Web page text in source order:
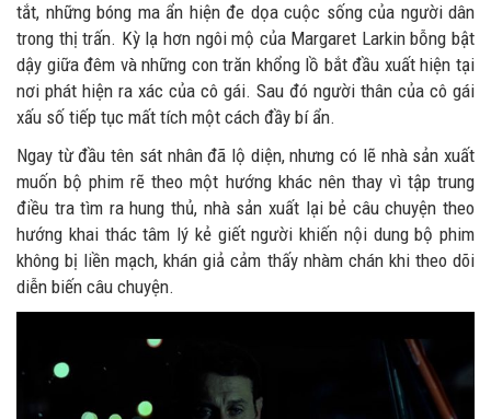
tắt, những bóng ma ẩn hiện đe dọa cuộc sống của người dân
trong thị trấn. Kỳ lạ hơn ngôi mộ của Margaret Larkin bỗng bật
dậy giữa đêm và những con trăn khổng lồ bắt đầu xuất hiện tại
nơi phát hiện ra xác của cô gái. Sau đó người thân của cô gái
xấu số tiếp tục mất tích một cách đầy bí ẩn.
Ngay từ đầu tên sát nhân đã lộ diện, nhưng có lẽ nhà sản xuất
muốn bộ phim rẽ theo một hướng khác nên thay vì tập trung
điều tra tìm ra hung thủ, nhà sản xuất lại bẻ câu chuyện theo
hướng khai thác tâm lý kẻ giết người khiến nội dung bộ phim
không bị liền mạch, khán giả cảm thấy nhàm chán khi theo dõi
diễn biến câu chuyện.